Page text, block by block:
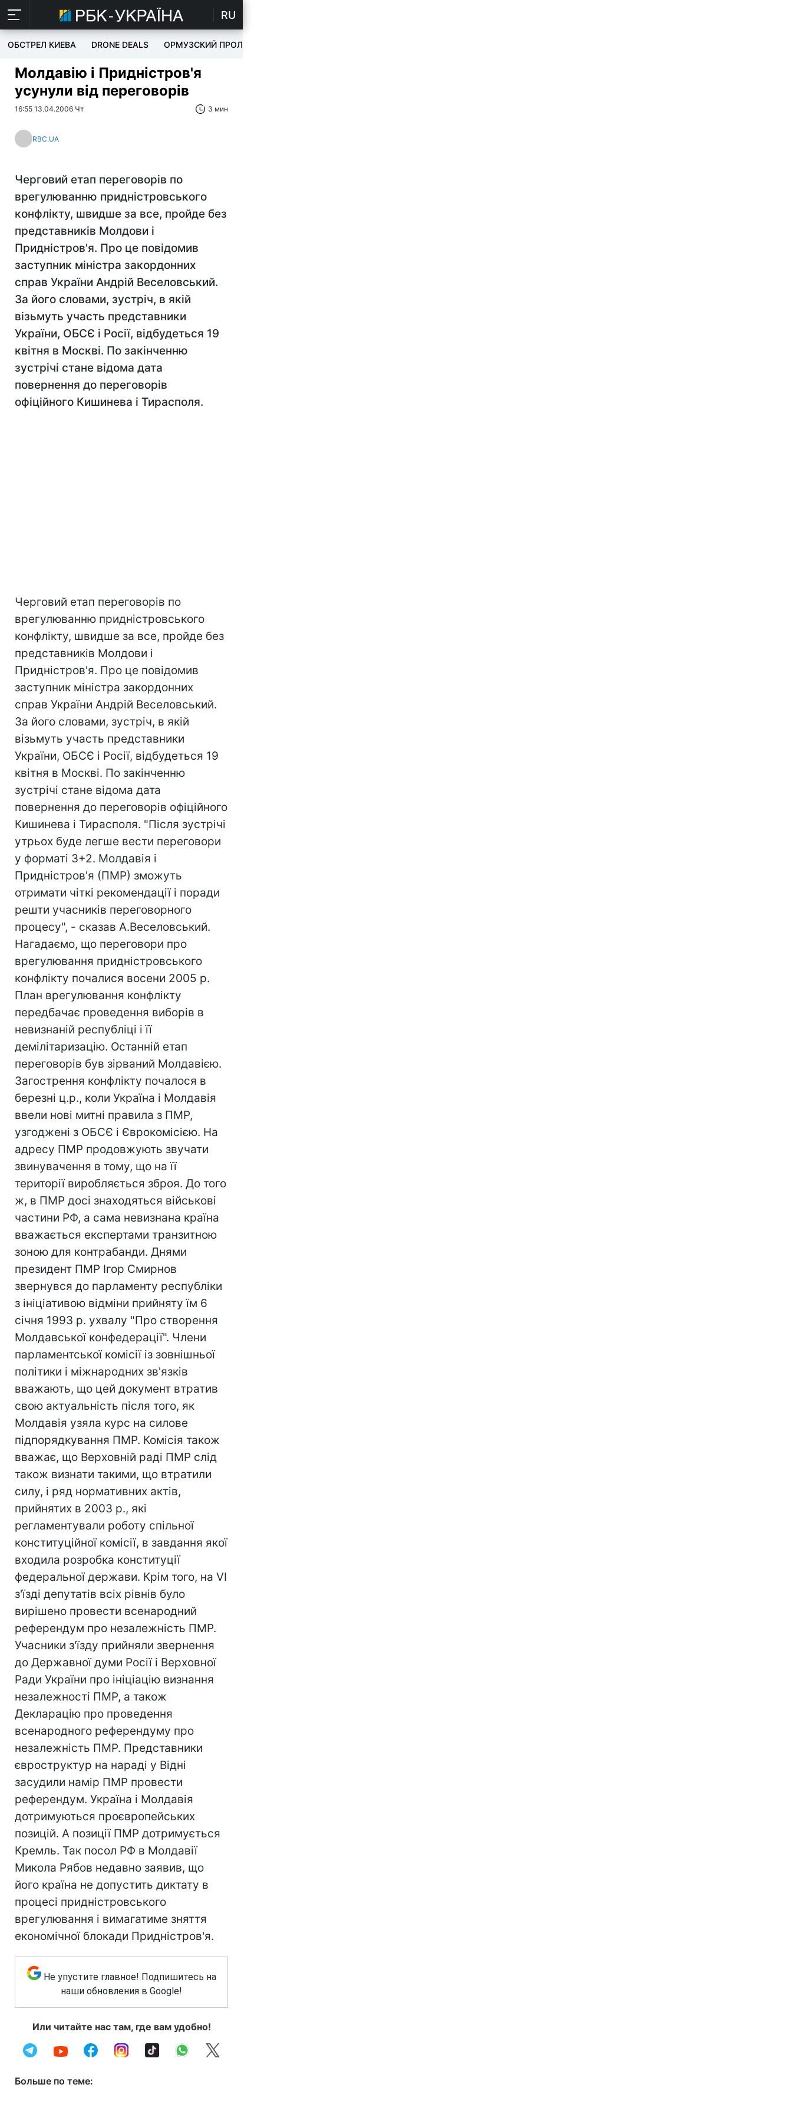
RU
ОБСТРЕЛ КИЕВА DRONE DEALS ОРМУЗСКИЙ ПРОЛИВ
Молдавію і Придністров'я
усунули від переговорів
16:55 13.04.2006 Чт 3 мин
RBC.UA
Черговий етап переговорів по
врегулюванню придністровського
конфлікту, швидше за все, пройде без
представників Молдови і
Придністров'я. Про це повідомив
заступник міністра закордонних
справ України Андрій Веселовський.
За його словами, зустріч, в якій
візьмуть участь представники
України, ОБСЄ і Росії, відбудеться 19
квітня в Москві. По закінченню
зустрічі стане відома дата
повернення до переговорів
офіційного Кишинева і Тирасполя.
Черговий етап переговорів по
врегулюванню придністровського
конфлікту, швидше за все, пройде без
представників Молдови і
Придністров'я. Про це повідомив
заступник міністра закордонних
справ України Андрій Веселовський.
За його словами, зустріч, в якій
візьмуть участь представники
України, ОБСЄ і Росії, відбудеться 19
квітня в Москві. По закінченню
зустрічі стане відома дата
повернення до переговорів офіційного
Кишинева і Тирасполя. "Після зустрічі
утрьох буде легше вести переговори
у форматі 3+2. Молдавія і
Придністров'я (ПМР) зможуть
отримати чіткі рекомендації і поради
решти учасників переговорного
процесу", - сказав А.Веселовський.
Нагадаємо, що переговори про
врегулювання придністровського
конфлікту почалися восени 2005 р.
План врегулювання конфлікту
передбачає проведення виборів в
невизнаній республіці і її
демілітаризацію. Останній етап
переговорів був зірваний Молдавією.
Загострення конфлікту почалося в
березні ц.р., коли Україна і Молдавія
ввели нові митні правила з ПМР,
узгоджені з ОБСЄ і Єврокомісією. На
адресу ПМР продовжують звучати
звинувачення в тому, що на її
території виробляється зброя. До того
ж, в ПМР досі знаходяться військові
частини РФ, а сама невизнана країна
вважається експертами транзитною
зоною для контрабанди. Днями
президент ПМР Ігор Смирнов
звернувся до парламенту республіки
з ініціативою відміни прийняту їм 6
січня 1993 р. ухвалу "Про створення
Молдавської конфедерації". Члени
парламентської комісії із зовнішньої
політики і міжнародних зв'язків
вважають, що цей документ втратив
свою актуальність після того, як
Молдавія узяла курс на силове
підпорядкування ПМР. Комісія також
вважає, що Верховній раді ПМР слід
також визнати такими, що втратили
силу, і ряд нормативних актів,
прийнятих в 2003 р., які
регламентували роботу спільної
конституційної комісії, в завдання якої
входила розробка конституції
федеральної держави. Крім того, на VI
з'їзді депутатів всіх рівнів було
вирішено провести всенародний
референдум про незалежність ПМР.
Учасники з'їзду прийняли звернення
до Державної думи Росії і Верховної
Ради України про ініціацію визнання
незалежності ПМР, а також
Декларацію про проведення
всенародного референдуму про
незалежність ПМР. Представники
євроструктур на нараді у Відні
засудили намір ПМР провести
референдум. Україна і Молдавія
дотримуються проєвропейських
позицій. А позиції ПМР дотримується
Кремль. Так посол РФ в Молдавії
Микола Рябов недавно заявив, що
його країна не допустить диктату в
процесі придністровського
врегулювання і вимагатиме зняття
економічної блокади Придністров'я.
Не упустите главное! Подпишитесь на
наши обновления в Google!
Или читайте нас там, где вам удобно!
Больше по теме: